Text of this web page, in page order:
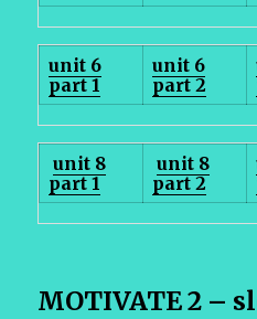
unit 6
part 1
unit 6
part 2
unit 8
part 1
unit 8
part 2
MOTIVATE 2 –